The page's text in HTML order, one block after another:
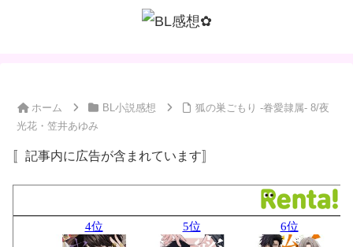
ホーム BL小説感想
狐の巣ごもり -眷愛隷属- 8/夜
光花・笠井あゆみ
〚記事内に広告が含まれています〛